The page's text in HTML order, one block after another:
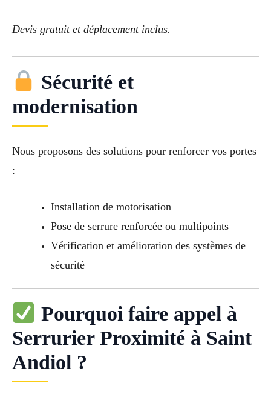
Devis gratuit et déplacement inclus.
Sécurité et
modernisation
Nous proposons des solutions pour renforcer vos portes
:
Installation de motorisation
Pose de serrure renforcée ou multipoints
Vérification et amélioration des systèmes de
sécurité
Pourquoi faire appel à
Serrurier Proximité à Saint
Andiol ?